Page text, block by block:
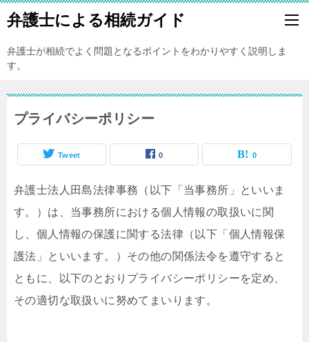
弁護士による相続ガイド
弁護士が相続でよく問題となるポイントをわかりやすく説明しま
す。
プライバシーポリシー
Tweet 0 0
弁護士法人田島法律事務（以下「当事務所」といいま
す。）は、当事務所における個⼈情報の取扱いに関
し、個⼈情報の保護に関する法律（以下「個⼈情報保
護法」といいます。）その他の関係法令を遵守すると
ともに、以下のとおりプライバシーポリシーを定め、
その適切な取扱いに努めてまいります。